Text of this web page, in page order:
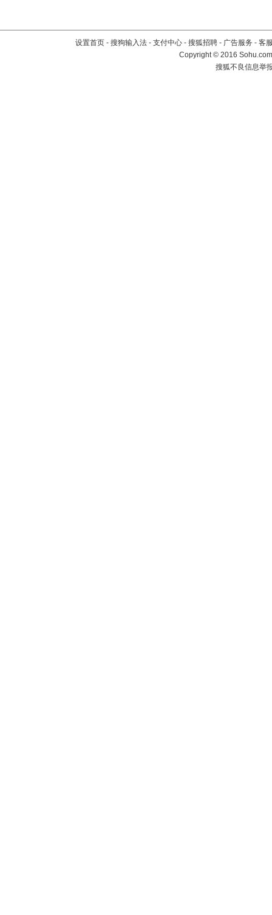
设置首页 - 搜狗输入法 - 支付中心 - 搜狐招聘 - 广告服务 - 客
Copyright©2016
搜狐不良信息举